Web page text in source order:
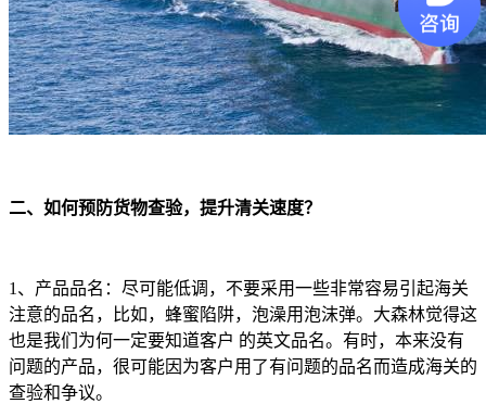
二、如何预防货物查验，提升清关速度？
1、产品品名：尽可能低调，不要采用一些非常容易引起海关
注意的品名，比如，蜂蜜陷阱，泡澡用泡沫弹。大森林觉得这
也是我们为何一定要知道客户 的英文品名。有时，本来没有
问题的产品，很可能因为客户用了有问题的品名而造成海关的
查验和争议。